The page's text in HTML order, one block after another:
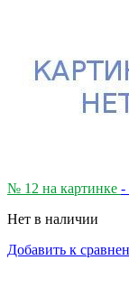
№ 12 на картинке -
Нет в наличии
Добавить к